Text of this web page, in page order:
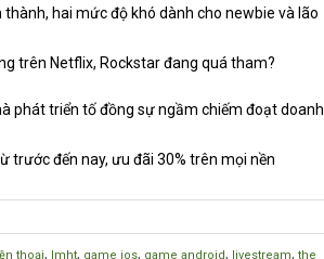
hai mức độ khó dành cho newbie và lão
trên Netflix, Rockstar đang quá tham?
phát triển tố đồng sự ngầm chiếm đoạt doanh
trước đến nay, ưu đãi 30% trên mọi nền
thoại, lmht, game ios, game android, livestream, the